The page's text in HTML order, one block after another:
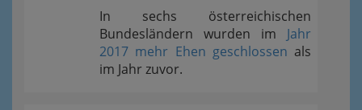
In sechs österreichischen
Bundesländern wurden im Jahr
2017 mehr Ehen geschlossen als
im Jahr zuvor.